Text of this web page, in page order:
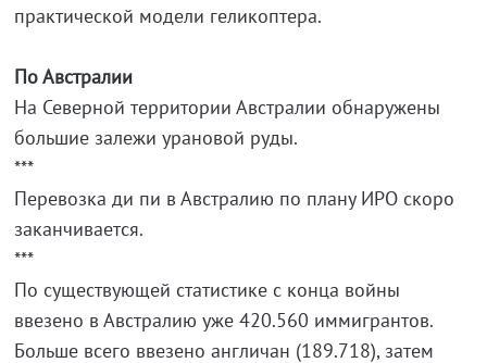
практической модели геликоптера.
По Австралии
На Северной территории Австралии обнаружены
большие залежи урановой руды.
***
Перевозка ди пи в Австралию по плану ИРО скоро
заканчивается.
***
По существующей статистике с конца войны
ввезено в Австралию уже 420.560 иммигрантов.
Больше всего ввезено англичан (189.718), затем